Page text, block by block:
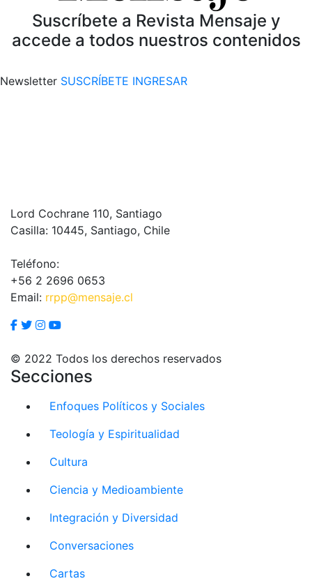
Suscríbete a Revista Mensaje y
accede a todos nuestros contenidos
Newsletter SUSCRÍBETE INGRESAR
Lord Cochrane 110, Santiago
Casilla: 10445, Santiago, Chile
Teléfono:
+56 2 2696 0653
Email: rrpp@mensaje.cl
© 2022 Todos los derechos reservados
Secciones
Enfoques Políticos y Sociales
Teología y Espiritualidad
Cultura
Ciencia y Medioambiente
Integración y Diversidad
Conversaciones
Cartas